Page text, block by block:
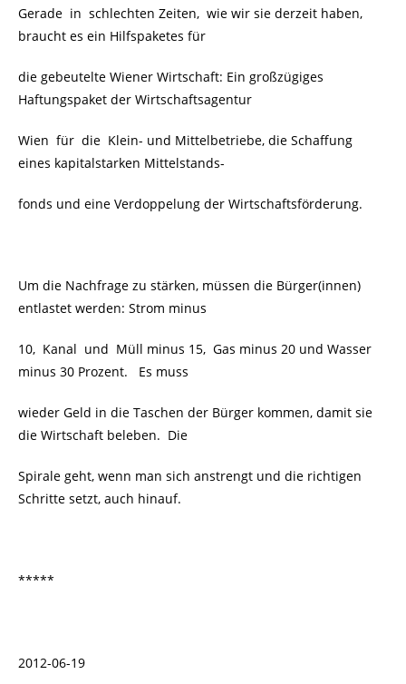
Gerade in schlechten Zeiten, wie wir sie derzeit haben,
braucht es ein Hilfspaketes für
die gebeutelte Wiener Wirtschaft: Ein großzügiges
Haftungspaket der Wirtschaftsagentur
Wien für die Klein- und Mittelbetriebe, die Schaffung
eines kapitalstarken Mittelstands-
fonds und eine Verdoppelung der Wirtschaftsförderung.
Um die Nachfrage zu stärken, müssen die Bürger(innen)
entlastet werden: Strom minus
10, Kanal und Müll minus 15, Gas minus 20 und Wasser
minus 30 Prozent. Es muss
wieder Geld in die Taschen der Bürger kommen, damit sie
die Wirtschaft beleben. Die
Spirale geht, wenn man sich anstrengt und die richtigen
Schritte setzt, auch hinauf.
*****
2012-06-19